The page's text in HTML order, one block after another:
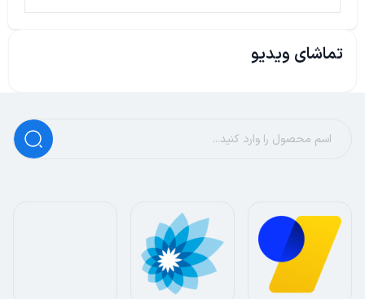
تماشای ویدیو